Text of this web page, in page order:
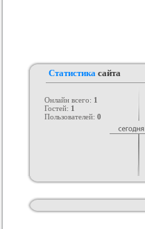
Статистика сайта
Онлайн всего: 1
Гостей: 1
Пользователей: 0